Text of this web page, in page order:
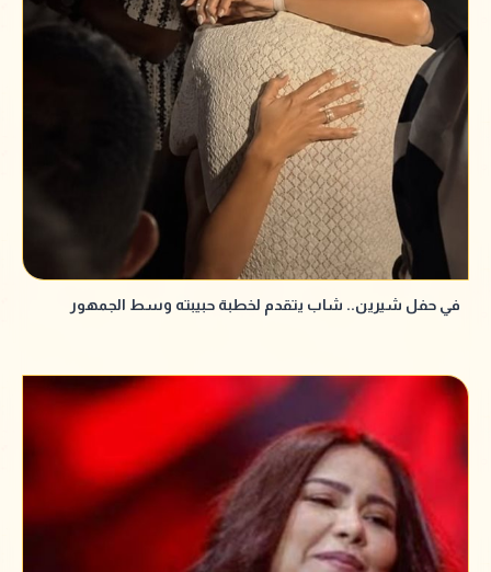
في حفل شيرين.. شاب يتقدم لخطبة حبيبته وسط الجمهور